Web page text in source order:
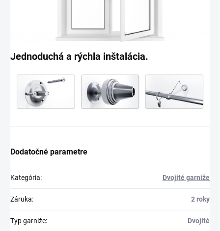
Jednoduchá a rýchla inštalácia.
Dodatočné parametre
Kategória: Dvojité garniže
Záruka: 2 roky
Typ garniže: Dvojité